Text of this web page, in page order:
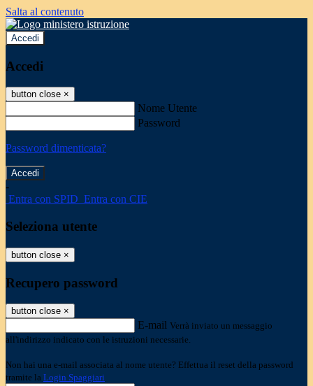
Salta al contenuto
Accedi
Accedi
button close ×
Nome Utente
Password
Password dimenticata?
-
Entra con SPID Entra con CIE
Seleziona utente
button close ×
Recupero password
button close ×
E-mail Verrà inviato un messaggio
all'indirizzo indicato con le istruzioni necessarie.
Non hai una e-mail associata al nome utente? Effettua il reset della password
tramite la Login Spaggiari